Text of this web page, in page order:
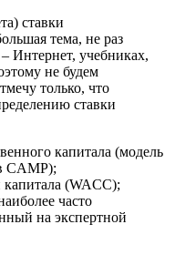
ставки
тема, не раз
Интернет, учебниках,
не будем
только, что
ставки
капитала (модель
CAMP);
(WACC);
часто
на экспертной